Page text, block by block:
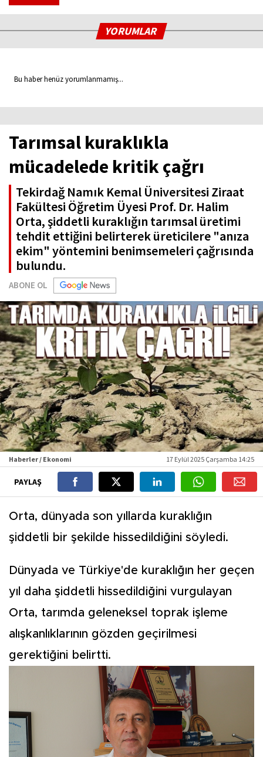
YORUMLAR
Bu haber henüz yorumlanmamış...
Tarımsal kuraklıkla
mücadelede kritik çağrı
Tekirdağ Namık Kemal Üniversitesi Ziraat
Fakültesi Öğretim Üyesi Prof. Dr. Halim
Orta, şiddetli kuraklığın tarımsal üretimi
tehdit ettiğini belirterek üreticilere "anıza
ekim" yöntemini benimsemeleri çağrısında
bulundu.
ABONE OL
Haberler / Ekonomi 17 Eylül 2025 Çarşamba 14:25
PAYLAŞ
Orta, dünyada son yıllarda kuraklığın
şiddetli bir şekilde hissedildiğini söyledi.
Dünyada ve Türkiye'de kuraklığın her geçen
yıl daha şiddetli hissedildiğini vurgulayan
Orta, tarımda geleneksel toprak işleme
alışkanlıklarının gözden geçirilmesi
gerektiğini belirtti.